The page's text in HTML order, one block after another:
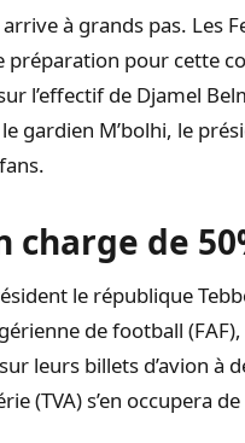
à grands pas. Les
préparation pour cette
l’effectif de Djamel
gardien M’bolhi, le
charge de
le république
de football
leurs billets d’avion à
(TVA) s’en occupera